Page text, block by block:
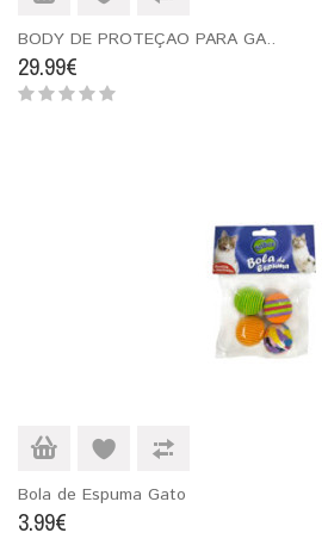
BODY DE PROTEÇAO PARA GA..
29.99€
Bola de Espuma Gato
3.99€